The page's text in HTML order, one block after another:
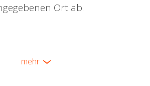
Ort ab.
mehr